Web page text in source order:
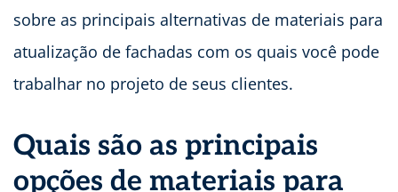
sobre as principais alternativas de materiais para
atualização de fachadas com os quais você pode
trabalhar no projeto de seus clientes.
Quais são as principais
opções de materiais para